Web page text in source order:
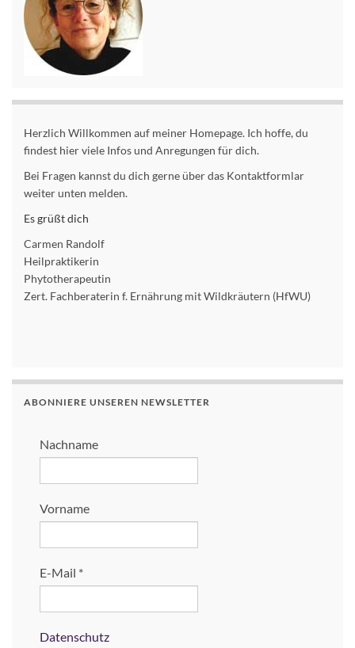
Herzlich Willkommen auf meiner Homepage. Ich hoffe, du
findest hier viele Infos und Anregungen für dich.
Bei Fragen kannst du dich gerne über das Kontaktformlar
weiter unten melden.
Es grüßt dich
Carmen Randolf
Heilpraktikerin
Phytotherapeutin
Zert. Fachberaterin f. Ernährung mit Wildkräutern (HfWU)
ABONNIERE UNSEREN NEWSLETTER
Nachname
Vorname
E-Mail *
Datenschutz